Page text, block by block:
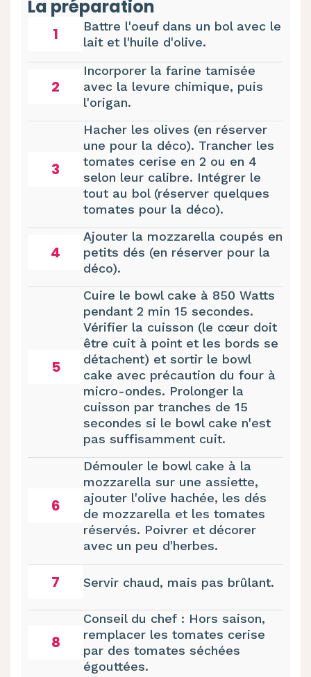
La préparation
1
Battre l'oeuf dans un bol avec le
lait et l'huile d'olive.
2
Incorporer la farine tamisée
avec la levure chimique, puis
l'origan.
3
Hacher les olives (en réserver
une pour la déco). Trancher les
tomates cerise en 2 ou en 4
selon leur calibre. Intégrer le
tout au bol (réserver quelques
tomates pour la déco).
4
Ajouter la mozzarella coupés en
petits dés (en réserver pour la
déco).
5
Cuire le bowl cake à 850 Watts
pendant 2 min 15 secondes.
Vérifier la cuisson (le cœur doit
être cuit à point et les bords se
détachent) et sortir le bowl
cake avec précaution du four à
micro-ondes. Prolonger la
cuisson par tranches de 15
secondes si le bowl cake n'est
pas suffisamment cuit.
6
Démouler le bowl cake à la
mozzarella sur une assiette,
ajouter l'olive hachée, les dés
de mozzarella et les tomates
réservés. Poivrer et décorer
avec un peu d'herbes.
7 Servir chaud, mais pas brûlant.
8
Conseil du chef : Hors saison,
remplacer les tomates cerise
par des tomates séchées
égouttées.